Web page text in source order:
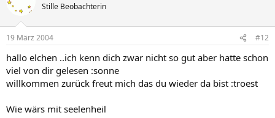
Stille Beobachterin
19 März 2004 #12
hallo elchen ..ich kenn dich zwar nicht so gut aber hatte schon
viel von dir gelesen :sonne
willkommen zurück freut mich das du wieder da bist :troest
Wie wärs mit seelenheil